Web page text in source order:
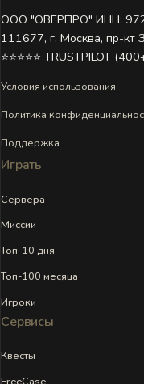
ООО "ОВЕРПРО" ИНН:
111677, г. Москва, пр-кт
⭐⭐⭐⭐⭐ TRUSTPILOT
Условия использования
Политика
Поддержка
Играть
Сервера
Миссии
Топ-10 дня
Топ-100 месяца
Игроки
Сервисы
Квесты